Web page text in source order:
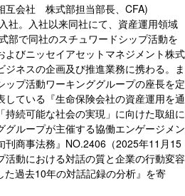
会社 株式部担当部長、 CFA)
社。入社以来同社にて、資産運用領域
部で同社のスチュワードシップ活動を
よびニッセイアセットマネジメント株式
ネスの企画及び推進業務に携わる。ま
ップ活動ワーキンググループの座長を定
ている『生命保険会社の資産運用を通
持続可能な社会の実現」に向けた取組に
ループが主催する協働エンゲージメン
商事法務』 NO.2406 （2025年11 月 15
活動における対話の質と企業の行動変容
た過去10年の対話記録の分析』を寄